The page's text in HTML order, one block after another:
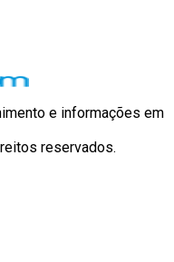
e informações em
reservados.